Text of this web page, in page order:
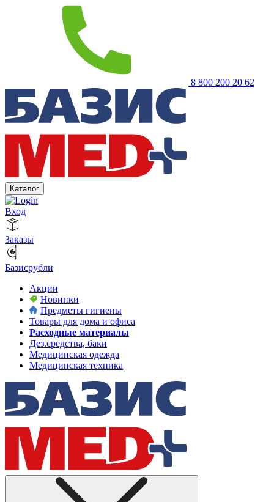
8 800 200 20 62
Каталог
Вход
Заказы
Базисрубли
Акции
Новинки
Предметы гигиены
Товары для дома и офиса
Расходные материалы
Дез.средства, баки
Медицинская одежда
Медицинская техника